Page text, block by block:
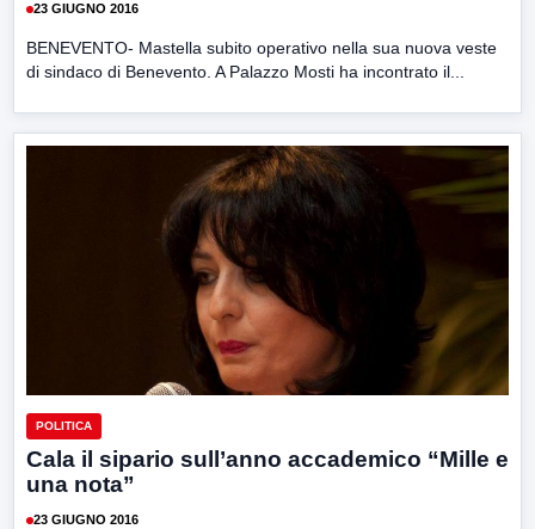
23 GIUGNO 2016
BENEVENTO- Mastella subito operativo nella sua nuova veste
di sindaco di Benevento. A Palazzo Mosti ha incontrato il...
POLITICA
Cala il sipario sull’anno accademico “Mille e
una nota”
23 GIUGNO 2016